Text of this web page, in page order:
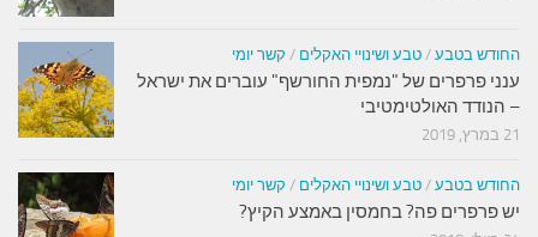
החודש בטבע / טבע ושינויי האקלים / קשר יומי
ענני פרפרים של "נמפית החורשף" עוברים את ישראל
– הנודד האולטימטיבי
21 במרץ, 2019
החודש בטבע / טבע ושינויי האקלים / קשר יומי
יש פרפרים פה? בחמסין באמצע הקיץ?